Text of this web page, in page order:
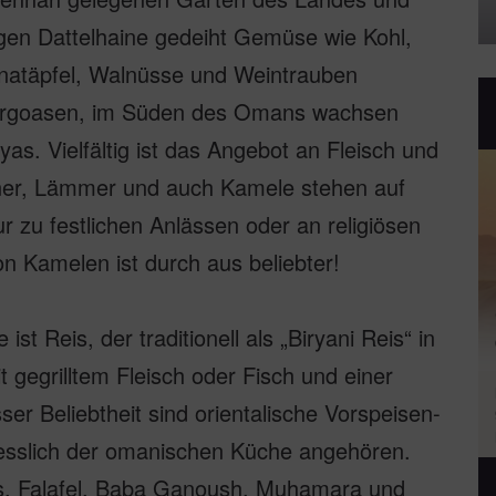
Dattelhaine gedeiht Gemüse wie Kohl,
Walnüsse und Weintrauben
im Süden des Omans wachsen
Vielfältig ist das Angebot an Fleisch und
Lämmer und auch Kamele stehen auf
zu festlichen Anlässen oder an religiösen
Kamelen ist durch aus beliebter!
Reis, der traditionell als „Biryani Reis“ in
Fleisch oder Fisch und einer
Beliebtheit sind orientalische Vorspeisen-
der omanischen Küche angehören.
Falafel, Baba Ganoush, Muhamara und